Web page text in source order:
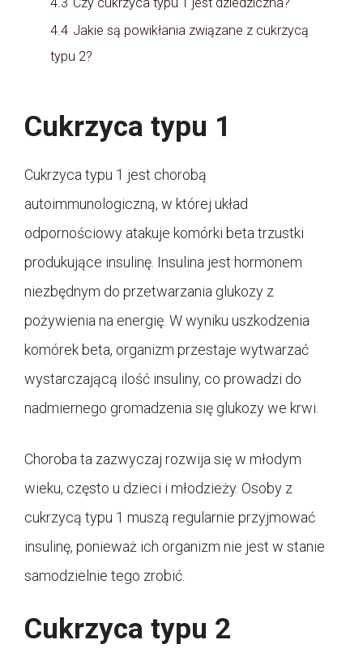
4.4 Jakie są powikłania związane z cukrzycą
typu 2?
Cukrzyca typu 1
Cukrzyca typu 1 jest chorobą
autoimmunologiczną, w której układ
odpornościowy atakuje komórki beta trzustki
produkujące insulinę. Insulina jest hormonem
niezbędnym do przetwarzania glukozy z
pożywienia na energię. W wyniku uszkodzenia
komórek beta, organizm przestaje wytwarzać
wystarczającą ilość insuliny, co prowadzi do
nadmiernego gromadzenia się glukozy we krwi.
Choroba ta zazwyczaj rozwija się w młodym
wieku, często u dzieci i młodzieży. Osoby z
cukrzycą typu 1 muszą regularnie przyjmować
insulinę, ponieważ ich organizm nie jest w stanie
samodzielnie tego zrobić.
Cukrzyca typu 2